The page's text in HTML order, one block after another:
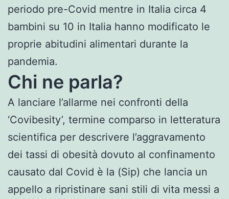
periodo pre-Covid mentre in Italia circa 4
bambini su 10 in Italia hanno modificato le
proprie abitudini alimentari durante la
pandemia.
Chi ne parla?
A lanciare l’allarme nei confronti della
‘Covibesity’, termine comparso in letteratura
scientifica per descrivere l’aggravamento
dei tassi di obesità dovuto al confinamento
causato dal Covid è la (Sip) che lancia un
appello a ripristinare sani stili di vita messi a